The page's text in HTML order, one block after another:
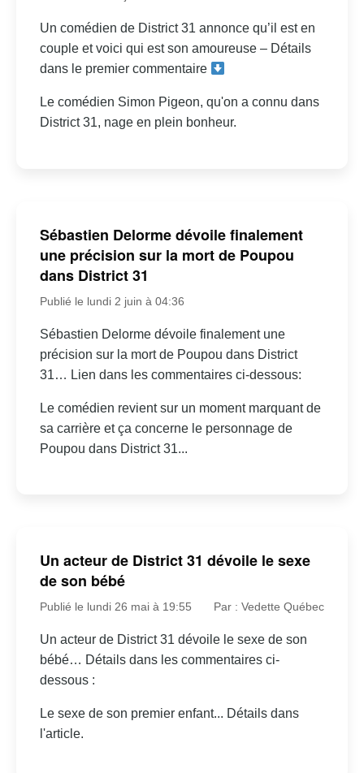
Un comédien de District 31 annonce qu’il est en
couple et voici qui est son amoureuse – Détails
dans le premier commentaire
Le comédien Simon Pigeon, qu'on a connu dans
District 31, nage en plein bonheur.
Sébastien Delorme dévoile finalement
une précision sur la mort de Poupou
dans District 31
Publié le lundi 2 juin à 04:36
Sébastien Delorme dévoile finalement une
précision sur la mort de Poupou dans District
31… Lien dans les commentaires ci-dessous:
Le comédien revient sur un moment marquant de
sa carrière et ça concerne le personnage de
Poupou dans District 31...
Un acteur de District 31 dévoile le sexe
de son bébé
Publié le lundi 26 mai à 19:55 Par : Vedette Québec
Un acteur de District 31 dévoile le sexe de son
bébé… Détails dans les commentaires ci-
dessous :
Le sexe de son premier enfant... Détails dans
l'article.